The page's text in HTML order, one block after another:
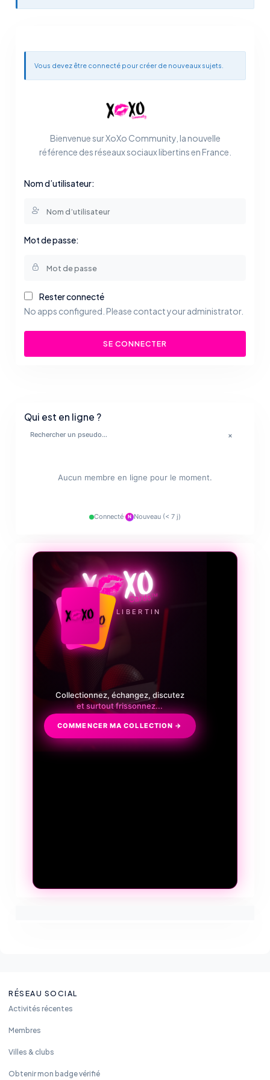
Vous devez être connecté pour créer de nouveaux sujets.
Bienvenue sur XoXo Community, la nouvelle
référence des réseaux sociaux libertins en France.
Nom d’utilisateur:
Mot de passe:
Rester connecté
No apps configured. Please contact your administrator.
SE CONNECTER
Qui est en ligne ?
×
Aucun membre en ligne pour le moment.
Connecté· N Nouveau (< 7 j)
LE JEU LIBERTIN
Collectionnez, échangez, discutez
et surtout frissonnez...
COMMENCER MA COLLECTION →
RÉSEAU SOCIAL
Activités récentes
Membres
Villes & clubs
Obtenir mon badge vérifié